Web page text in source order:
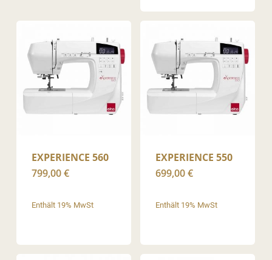
EXPERIENCE 560
799,00€
Enthält 19% MwSt
EXPERIENCE 550
699,00€
Enthält 19% MwSt